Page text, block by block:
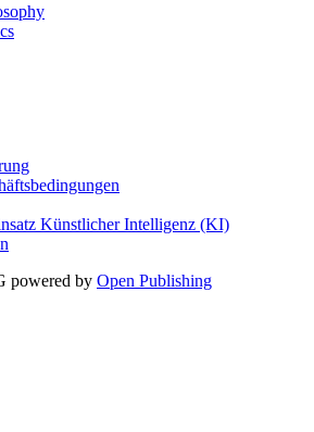
Künstlicher Intelligenz (KI)
powered by Open Publishing